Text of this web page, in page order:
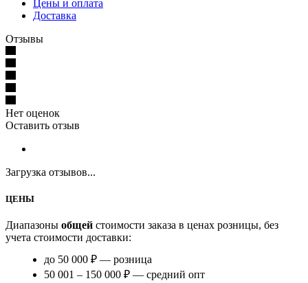
Цены и оплата
Доставка
Отзывы
Нет оценок
Оставить отзыв
Загрузка отзывов...
ЦЕНЫ
Диапазоны общей стоимости заказа в ценах розницы, без
учета стоимости доставки:
до 50 000 ₽ — розница
50 001 – 150 000 ₽ — средний опт